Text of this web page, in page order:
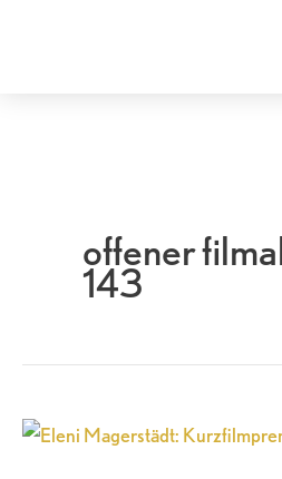
offener
143
Eleni